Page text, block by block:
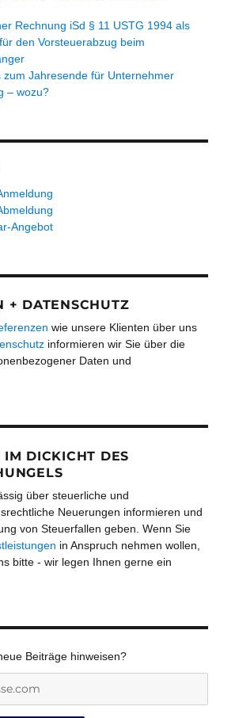
Rechnung iSd § 11 USTG 1994 als
den Vorsteuerabzug beim
zum Jahresende für Unternehmer
– wozu?
Angebot
+ DATENSCHUTZ
wie unsere Klienten über uns
informieren wir Sie über die
Daten und
DICKICHT DES
über steuerliche und
Neuerungen informieren und
von Steuerfallen geben. Wenn Sie
in Anspruch nehmen wollen,
bitte - wir legen Ihnen gerne ein
Beiträge hinweisen?